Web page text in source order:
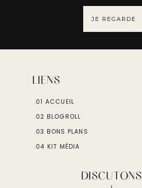
JE REGARDE
LIENS
.01 ACCUEIL
.02 BLOGROLL
.03 BONS PLANS
.04 KIT MÉDIA
DISCUTONS